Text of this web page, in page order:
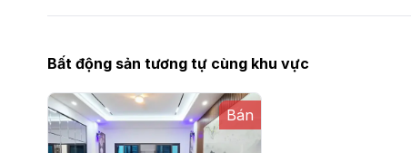
Bất động sản tương tự cùng khu vực
Bán